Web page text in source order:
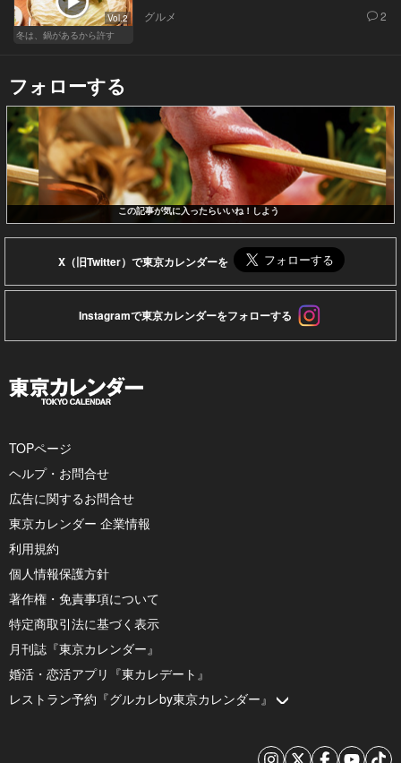
Vol.2
冬は、鍋があるから許す
グルメ 2
フォローする
この記事が気に入ったらいいね！しよう
X（旧Twitter）で東京カレンダーを
Instagramで東京カレンダーをフォローする
TOPページ
ヘルプ・お問合せ
広告に関するお問合せ
東京カレンダー 企業情報
利用規約
個人情報保護方針
著作権・免責事項について
特定商取引法に基づく表示
月刊誌『東京カレンダー』
婚活・恋活アプリ『東カレデート』
レストラン予約『グルカレby東京カレンダー』